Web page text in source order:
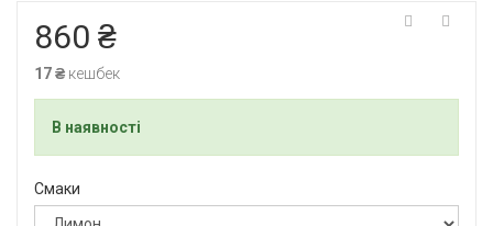
860 ₴
17 ₴ кешбек
В наявності
Смаки